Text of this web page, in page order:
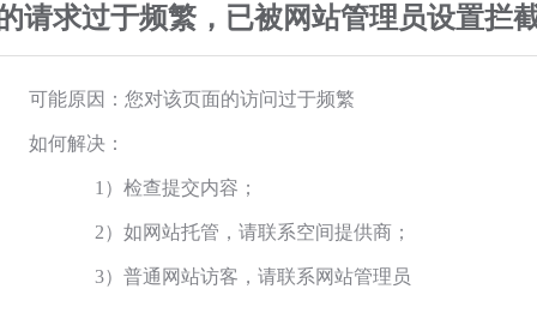
请求过于频繁，已被网站管理员设置拦
可能原因：您对该页面的访问过于频繁
如何解决：
1）检查提交内容；
2）如网站托管，请联系空间提供商；
3）普通网站访客，请联系网站管理员